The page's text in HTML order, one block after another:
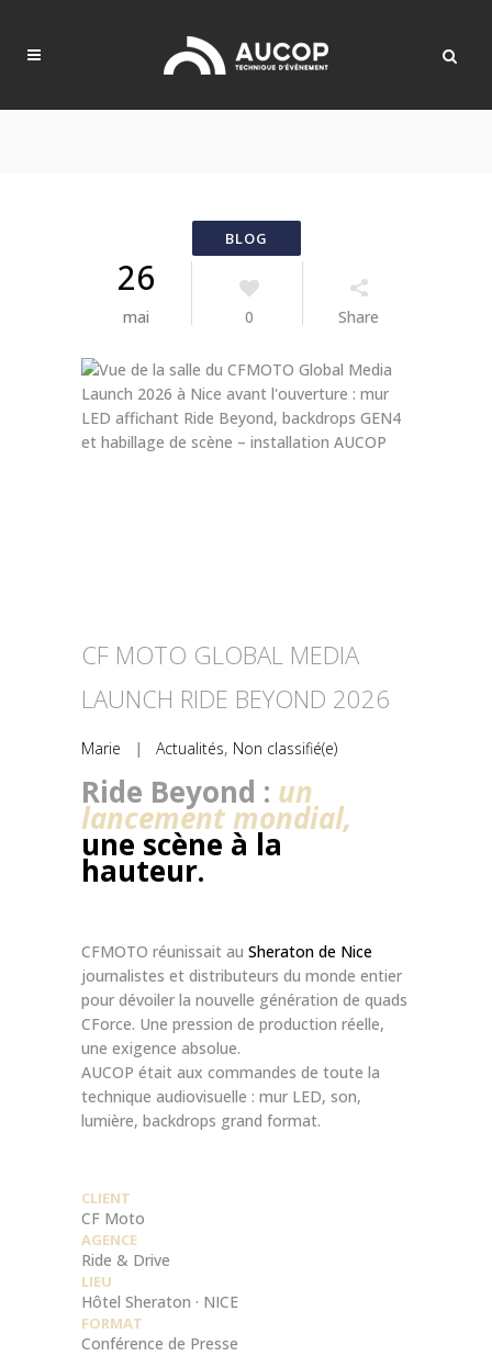
26
mai 0 Share
CF MOTO GLOBAL MEDIA
LAUNCH RIDE BEYOND 2026
Marie | Actualités, Non classifié(e)
Ride Beyond : un
lancement mondial,
une scène à la
hauteur.
CFMOTO réunissait au Sheraton de Nice
journalistes et distributeurs du monde entier
pour dévoiler la nouvelle génération de quads
CForce. Une pression de production réelle,
une exigence absolue.
AUCOP était aux commandes de toute la
technique audiovisuelle : mur LED, son,
lumière, backdrops grand format.
CLIENT
CF Moto
AGENCE
Ride & Drive
LIEU
Hôtel Sheraton · NICE
FORMAT
Conférence de Presse